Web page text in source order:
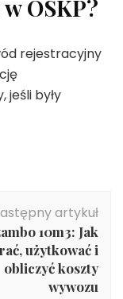
OSKP?
rejestracyjny
były
artykuł
10m3: Jak
użytkować i
obliczyć koszty
wywozu